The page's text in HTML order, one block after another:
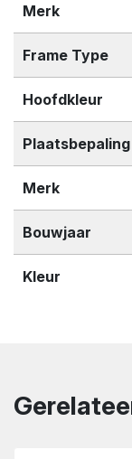
Merk
Frame Type
Hoofdkleur
Plaatsbepaling
Merk
Bouwjaar
Kleur